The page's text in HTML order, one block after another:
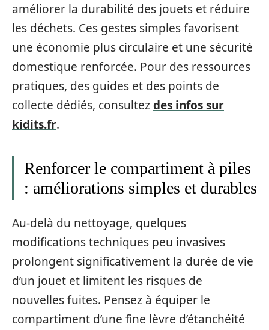
améliorer la durabilité des jouets et réduire
les déchets. Ces gestes simples favorisent
une économie plus circulaire et une sécurité
domestique renforcée. Pour des ressources
pratiques, des guides et des points de
collecte dédiés, consultezdes infos sur
kidits.fr.
Renforcer le compartiment à piles
: améliorations simples et durables
Au‑delà du nettoyage, quelques
modifications techniques peu invasives
prolongent significativement la durée de vie
d’un jouet et limitent les risques de
nouvelles fuites. Pensez à équiper le
compartiment d’une fine lèvre d’étanchéité